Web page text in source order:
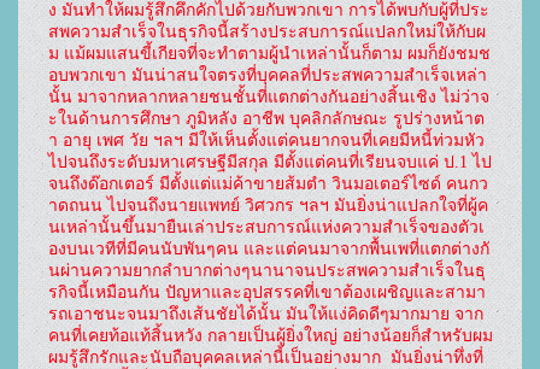
ง มันทำให้ผมรู้สึกคึกคักไปด้วยกับพวกเขา การได้พบกับผู้ที่ประ
สพความสำเร็จในธุรกิจนี้สร้างประสบการณ์แปลกใหม่ให้กับผ
ม แม้ผมแสนขี้เกียจที่จะทำตามผู้นำเหล่านั้นก็ตาม ผมก็ยังชมช
อบพวกเขา มันน่าสนใจตรงที่บุคคลที่ประสพความสำเร็จเหล่า
นั้น มาจากหลากหลายชนชั้นที่แตกต่างกันอย่างสิ้นเชิง ไม่ว่าจ
ะในด้านการศึกษา ภูมิหลัง อาชีพ บุคลิกลักษณะ รูปร่างหน้าต
า อายุ เพศ วัย ฯลฯ มีให้เห็นตั้งแต่คนยากจนที่เคยมีหนี้ท่วมหัว
ไปจนถึงระดับมหาเศรษฐีมีสกุล มีตั้งแต่คนที่เรียนจบแค่ ป.1 ไป
จนถึงด๊อกเตอร์ มีตั้งแต่แม่ค้าขายส้มตำ วินมอเตอร์ไซด์ คนกว
าดถนน ไปจนถึงนายแพทย์ วิศวกร ฯลฯ มันยิ่งน่าแปลกใจที่ผู้ค
นเหล่านั้นขึ้นมายืนเล่าประสบการณ์แห่งความสำเร็จของตัวเ
องบนเวทีที่มีคนนับพันๆคน และแต่คนมาจากพื้นเพที่แตกต่างกั
นผ่านความยากลำบากต่างๆนานาจนประสพความสำเร็จในธุ
รกิจนี้เหมือนกัน ปัญหาและอุปสรรคที่เขาต้องเผชิญและสามา
รถเอาชนะจนมาถึงเส้นชัยได้นั้น มันให้แง่คิดดีๆมากมาย จาก
คนที่เคยท้อแท้สิ้นหวัง กลายเป็นผู้ยิ่งใหญ่ อย่างน้อยก็สำหรับผม
ผมรู้สึกรักและนับถือบุคคลเหล่านี้เป็นอย่างมาก  มันยิ่งน่าทึ่งที่